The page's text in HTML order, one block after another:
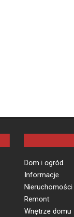
Dom i ogród
Informacje
Nieruchomości
Remont
Wnętrze domu